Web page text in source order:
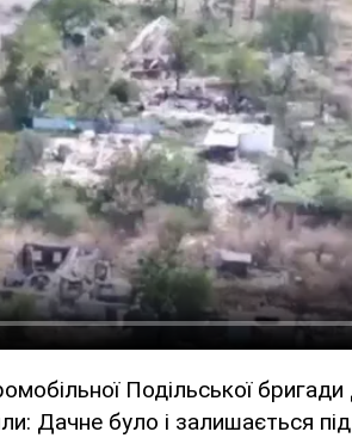
Подільської
Дачне було і залишається